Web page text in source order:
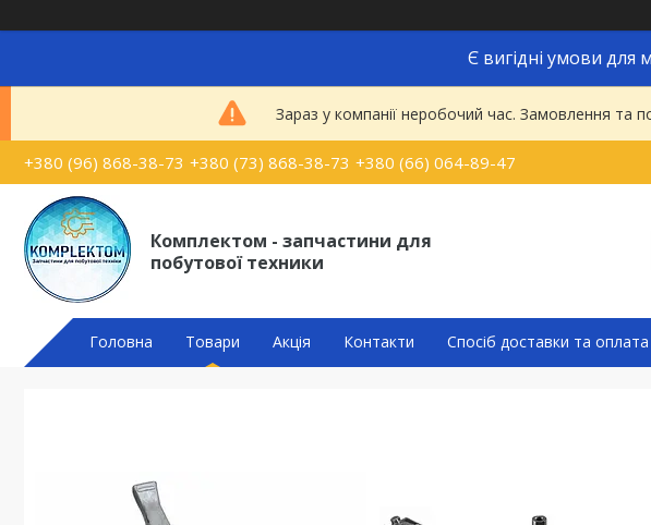
Є вигідні умови
Зараз у компанії неробочий час. Замовлення та
+380 (96) 868-38-73 +380 (73) 868-38-73 +380 (66) 064-89-47
Комплектом - запчастини для
побутової техники
Головна Товари Акція Контакти Спосіб доставки та оплата